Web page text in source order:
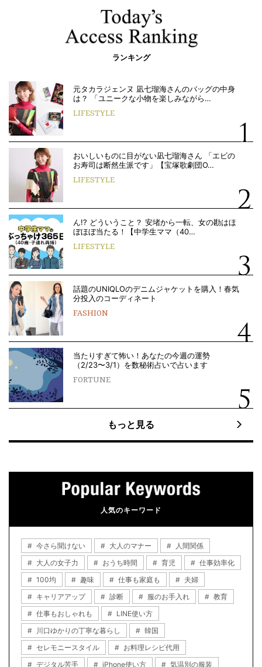
ランキング
元タカラジェンヌ 凪七瑠海さんのバッグの中身
は？ 「ユニークな小物を楽しみながら…
LIFESTYLE
おいしいものに目がない凪七瑠海さん 「エビの
お寿司は断然生派です」【宝塚歌劇団O…
LIFESTYLE
ん!? どういうこと？ 安堵から一転、女の勘はほ
ぼほぼ当たる！【中学生ママ（40…
LIFESTYLE
話題のUNIQLOのデニムジャケットを購入！春気
分投入のコーディネート
FASHION
当たりすぎて怖い！あなたの今週の運勢
（2/23〜3/1）を数秘術占いで占います
FORTUNE
もっと見る
人気のキーワード
今さら聞けない 大人のマナー
人間関係
大人の女子力
おうち時間 育児
仕事効率化
100均
趣味 仕事も家庭も
夫婦
キャリアアップ
診断 服のお手入れ
教育
仕事もおしゃれも
LINE使い方
川口ゆかりの丁寧な暮らし
韓国
セレモニースタイル
お料理レシピ代用
デジタル苦手
iPhone使い方 気温別の服装